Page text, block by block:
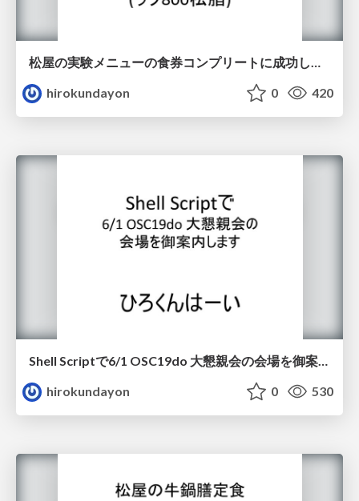
松屋の実験メニューの食券コンプリートに成功しました
hirokundayon
0 420
hirokundayon
0 530